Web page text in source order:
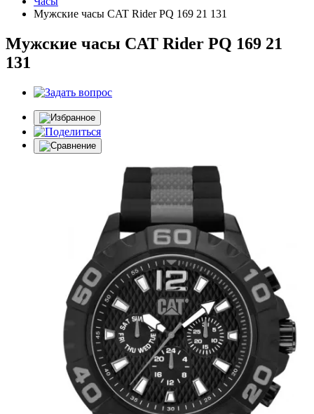
Мужские часы CAT Rider PQ 169 21 131
Мужские часы CAT Rider PQ 169 21
131